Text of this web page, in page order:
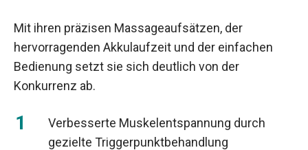
Mit ihren präzisen Massageaufsätzen, der
hervorragenden Akkulaufzeit und der einfachen
Bedienung setzt sie sich deutlich von der
Konkurrenz ab.
Verbesserte Muskelentspannung durch
gezielte Triggerpunktbehandlung